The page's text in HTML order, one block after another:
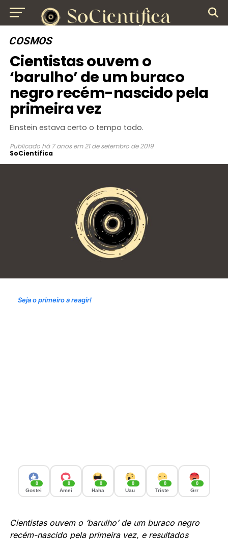
COSMOS
Cientistas ouvem o
‘barulho’ de um buraco
negro recém-nascido pela
primeira vez
Einstein estava certo o tempo todo.
Publicado há 7 anos em 21 de setembro de 2019
SoCientífica
Seja o primeiro a reagir!
0
Gostei
0
Amei
0
Haha
0
Uau
0
Triste
0
Grr
Cientistas ouvem o ‘barulho’ de um buraco negro
recém-nascido pela primeira vez, e resultados